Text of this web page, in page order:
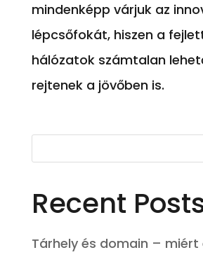
mindenképp várjuk az
lépcsőfokát, hiszen a
hálózatok számtalan
rejtenek a jövőben is.
Recent
Tárhely és domain – miért